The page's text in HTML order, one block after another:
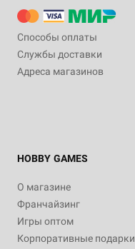
Способы оплаты
Службы доставки
Адреса магазинов
HOBBY GAMES
О магазине
Франчайзинг
Игры оптом
Корпоративные подарки